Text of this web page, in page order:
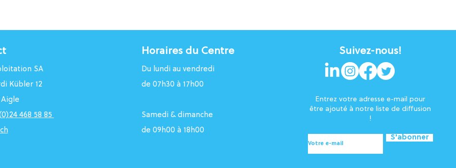
SA
Kübler 12
468 58 85
Horaires du Centre
Du lundi au vendredi
de 07h30 à 17h00
Samedi & dimanche
de 09h00 à 18h00
Suivez-nous!
Entrez votre adresse e-mail pour
être ajouté à notre liste de diffusion
!
S'abonner